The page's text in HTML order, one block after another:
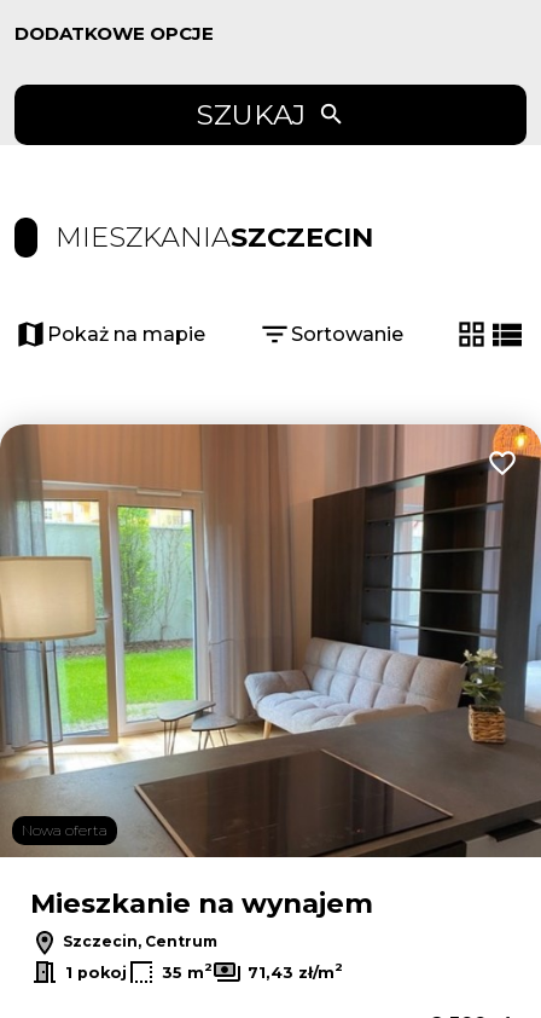
DODATKOWE OPCJE
SZUKAJ
MIESZKANIASZCZECIN
Pokaż na mapie Sortowanie
tabela
Nowa oferta
Mieszkanie na wynajem
Szczecin, Centrum
1 pokoj
35 m2 71,43 zł/m2